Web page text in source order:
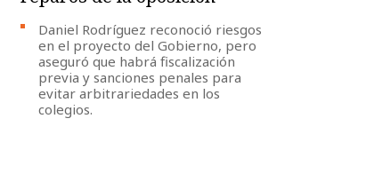
Daniel Rodríguez reconoció riesgos
en el proyecto del Gobierno, pero
aseguró que habrá fiscalización
previa y sanciones penales para
evitar arbitrariedades en los
colegios.